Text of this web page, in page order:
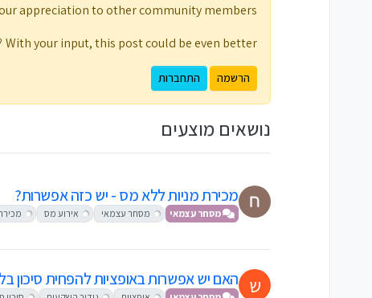
appreciation to other community members.
With your input, this post could be even better 💗
הרשמה התחברות
נושאים מוצעים
מכירת מניות ללא מס - יש כזה אפשרות?
מסחר עצמאי מסחר עצמאי אירוע מס
ש האם יש אפשרות באופציות להפחית סיכון